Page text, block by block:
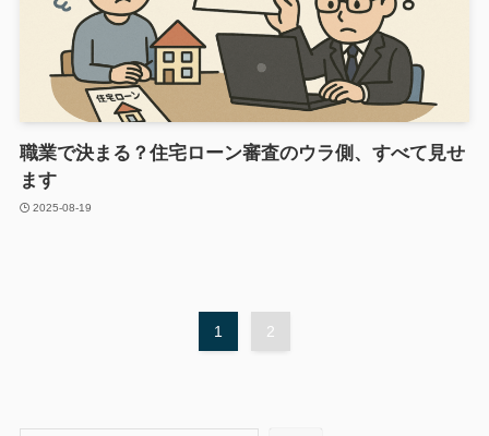
職業で決まる？住宅ローン審査のウラ側、すべて見せ
ます
2025-08-19
1 2